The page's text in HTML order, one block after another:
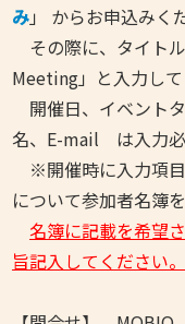
み」 からお申込みく
その際に、タイト
Meeting」と入力して
開催日、イベント
名、E-mail は入力必
※開催時に入力項目
について参加者名簿
名簿に記載を希望
旨記入してください。